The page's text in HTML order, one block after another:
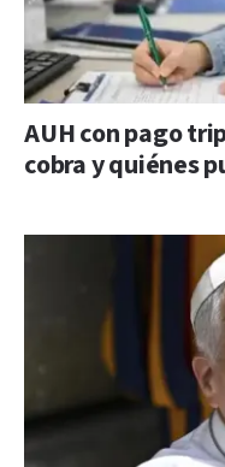
AUH con pago
cobra y quiénes